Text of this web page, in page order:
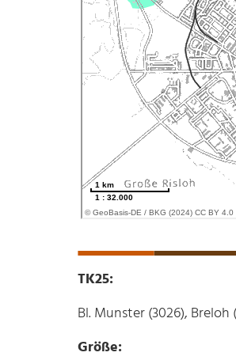
TK25:
Bl. Munster (3026), Breloh
Größe: